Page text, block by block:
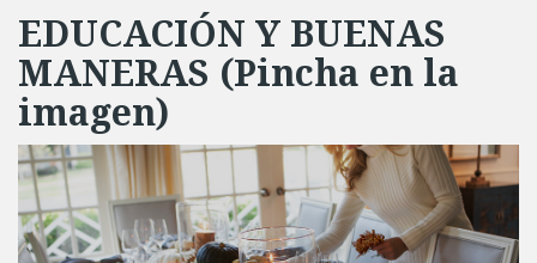
EDUCACIÓN Y BUENAS
MANERAS (Pincha en la
imagen)